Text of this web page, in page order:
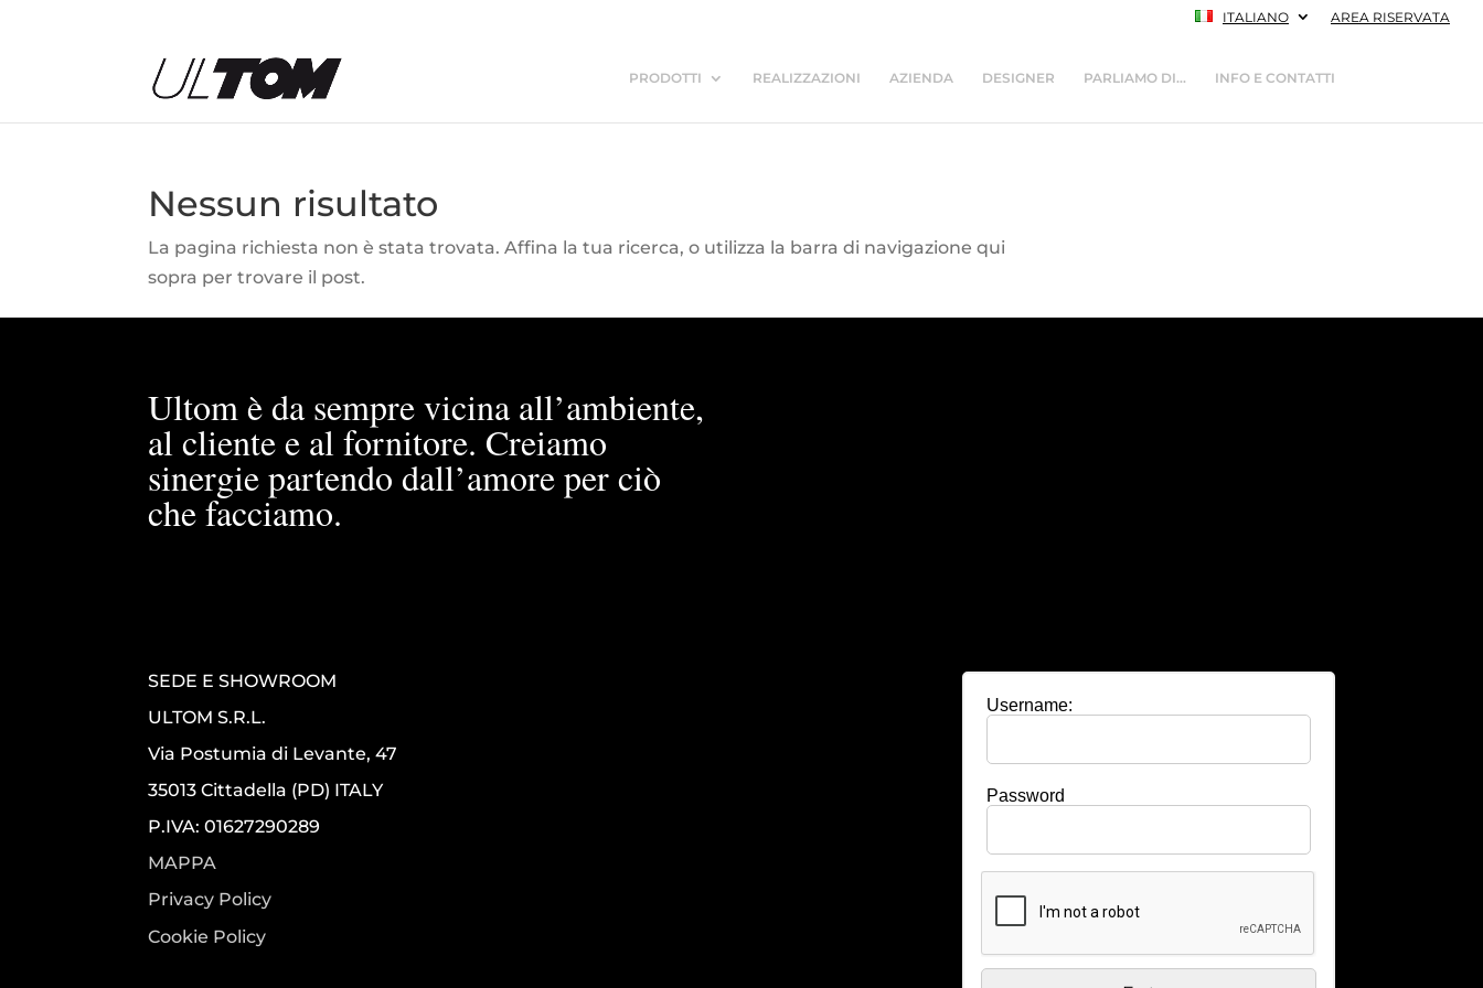
ITALIANO AREA RISERVATA
PRODOTTI REALIZZAZIONI AZIENDA DESIGNER PARLIAMO DI… INFO E CONTATTI
Nessun risultato
La pagina richiesta non è stata trovata. Affina la tua ricerca, o utilizza la barra di navigazione qui
sopra per trovare il post.
Ultom è da sempre vicina all’ambiente,
al cliente e al fornitore. Creiamo
sinergie partendo dall’amore per ciò
che facciamo.
SEDE E SHOWROOM
ULTOM S.R.L.
Via Postumia di Levante, 47
35013 Cittadella (PD) ITALY
P.IVA: 01627290289
MAPPA
Privacy Policy
Cookie Policy
Username:
Password